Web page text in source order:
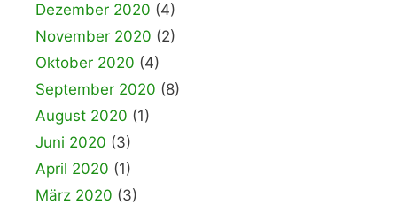
Dezember 2020 (4)
November 2020 (2)
Oktober 2020 (4)
September 2020 (8)
August 2020 (1)
Juni 2020 (3)
April 2020 (1)
März 2020 (3)